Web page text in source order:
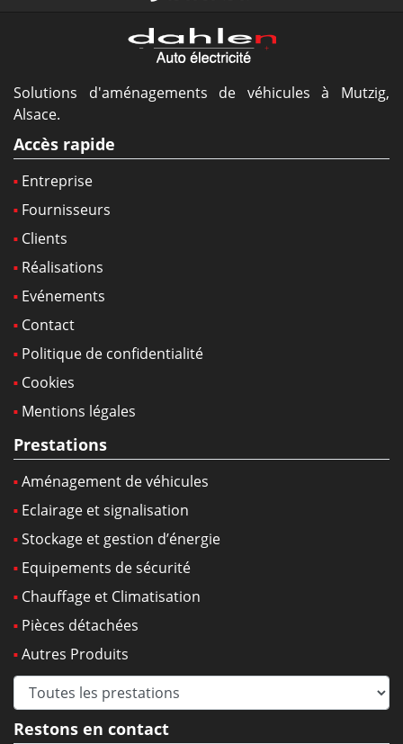
Solutions d'aménagements de véhicules à Mutzig,
Alsace.
Accès rapide
Entreprise
Fournisseurs
Clients
Réalisations
Evénements
Contact
Politique de confidentialité
Cookies
Mentions légales
Prestations
Aménagement de véhicules
Eclairage et signalisation
Stockage et gestion d’énergie
Equipements de sécurité
Chauffage et Climatisation
Pièces détachées
Autres Produits
Restons en contact